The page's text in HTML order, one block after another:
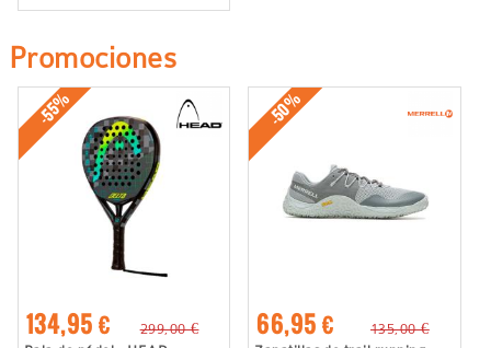
Promociones
-55%
134,95 €
299,00 €
-50%
66,95 €
135,00 €